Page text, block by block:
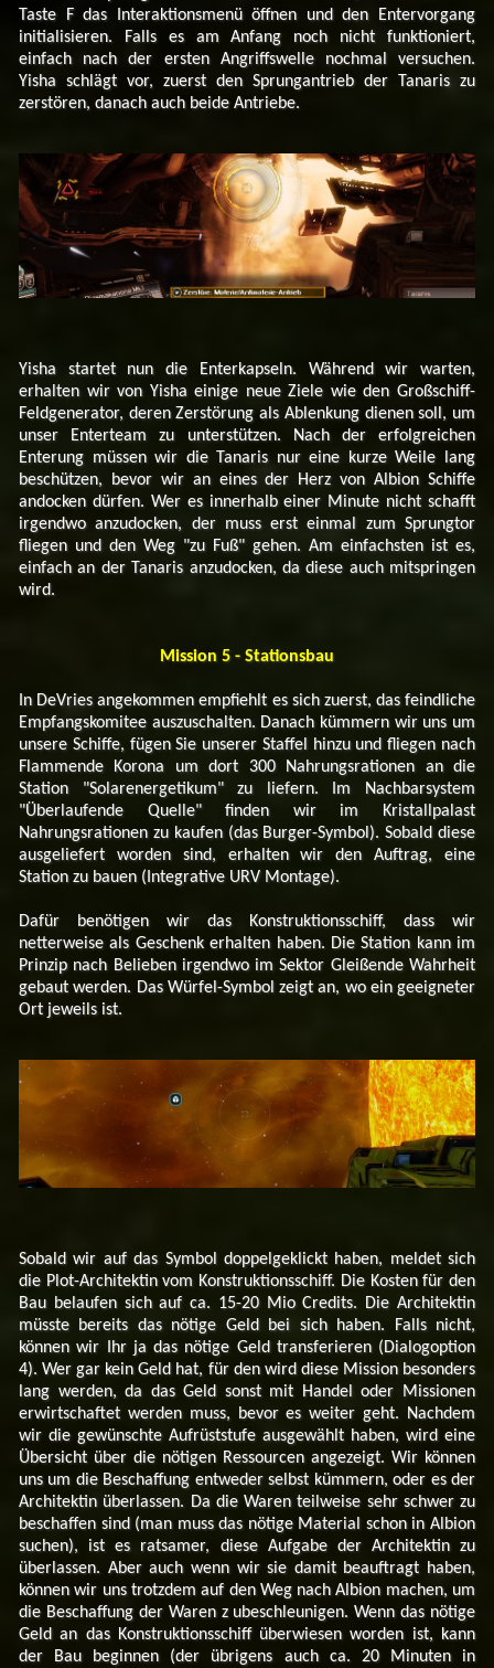
Taste F das Interaktionsmenü öffnen und den Entervorgang
initialisieren. Falls es am Anfang noch nicht funktioniert,
einfach nach der ersten Angriffswelle nochmal versuchen.
Yisha schlägt vor, zuerst den Sprungantrieb der Tanaris zu
zerstören, danach auch beide Antriebe.
Yisha startet nun die Enterkapseln. Während wir warten,
erhalten wir von Yisha einige neue Ziele wie den Großschiff-
Feldgenerator, deren Zerstörung als Ablenkung dienen soll, um
unser Enterteam zu unterstützen. Nach der erfolgreichen
Enterung müssen wir die Tanaris nur eine kurze Weile lang
beschützen, bevor wir an eines der Herz von Albion Schiffe
andocken dürfen. Wer es innerhalb einer Minute nicht schafft
irgendwo anzudocken, der muss erst einmal zum Sprungtor
fliegen und den Weg "zu Fuß" gehen. Am einfachsten ist es,
einfach an der Tanaris anzudocken, da diese auch mitspringen
wird.
Mission 5 - Stationsbau
In DeVries angekommen empfiehlt es sich zuerst, das feindliche
Empfangskomitee auszuschalten. Danach kümmern wir uns um
unsere Schiffe, fügen Sie unserer Staffel hinzu und fliegen nach
Flammende Korona um dort 300 Nahrungsrationen an die
Station "Solarenergetikum" zu liefern. Im Nachbarsystem
"Überlaufende Quelle" finden wir im Kristallpalast
Nahrungsrationen zu kaufen (das Burger-Symbol). Sobald diese
ausgeliefert worden sind, erhalten wir den Auftrag, eine
Station zu bauen (Integrative URV Montage).
Dafür benötigen wir das Konstruktionsschiff, dass wir
netterweise als Geschenk erhalten haben. Die Station kann im
Prinzip nach Belieben irgendwo im Sektor Gleißende Wahrheit
gebaut werden. Das Würfel-Symbol zeigt an, wo ein geeigneter
Ort jeweils ist.
Sobald wir auf das Symbol doppelgeklickt haben, meldet sich
die Plot-Architektin vom Konstruktionsschiff. Die Kosten für den
Bau belaufen sich auf ca. 15-20 Mio Credits. Die Architektin
müsste bereits das nötige Geld bei sich haben. Falls nicht,
können wir Ihr ja das nötige Geld transferieren (Dialogoption
4). Wer gar kein Geld hat, für den wird diese Mission besonders
lang werden, da das Geld sonst mit Handel oder Missionen
erwirtschaftet werden muss, bevor es weiter geht. Nachdem
wir die gewünschte Aufrüststufe ausgewählt haben, wird eine
Übersicht über die nötigen Ressourcen angezeigt. Wir können
uns um die Beschaffung entweder selbst kümmern, oder es der
Architektin überlassen. Da die Waren teilweise sehr schwer zu
beschaffen sind (man muss das nötige Material schon in Albion
suchen), ist es ratsamer, diese Aufgabe der Architektin zu
überlassen. Aber auch wenn wir sie damit beauftragt haben,
können wir uns trotzdem auf den Weg nach Albion machen, um
die Beschaffung der Waren z ubeschleunigen. Wenn das nötige
Geld an das Konstruktionsschiff überwiesen worden ist, kann
der Bau beginnen (der übrigens auch ca. 20 Minuten in